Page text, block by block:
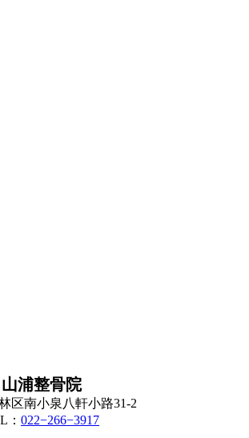
山浦整骨院
区南小泉八軒小路31-2
： 022−266−3917